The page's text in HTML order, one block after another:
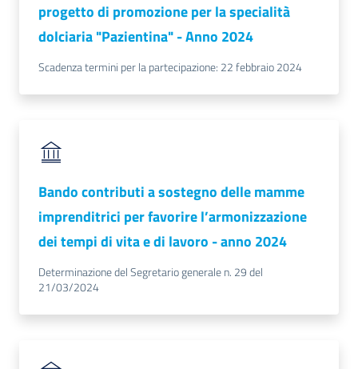
Tutelare
Impresa
Consumatore
Impresa
Digitale
Camera
progetto di promozione per la specialità
dolciaria "Pazientina" - Anno 2024
Scadenza termini per la partecipazione: 22 febbraio 2024
Bando contributi a sostegno delle mamme
imprenditrici per favorire l’armonizzazione
dei tempi di vita e di lavoro - anno 2024
Determinazione del Segretario generale n. 29 del
21/03/2024